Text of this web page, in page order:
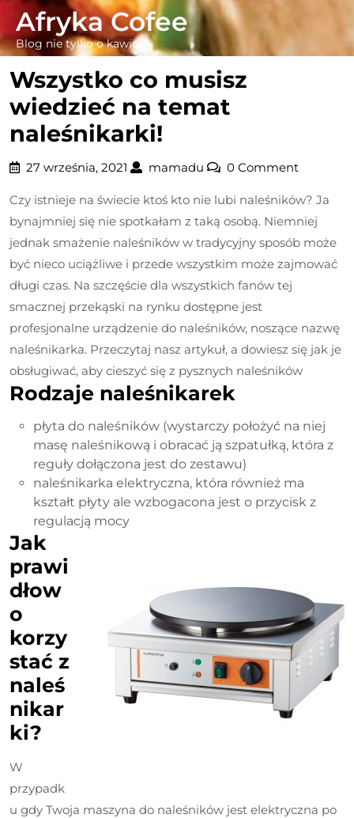
Skip
content
Afryka Cofee
Blog nie tylko o kawie
Wszystko co musisz
wiedzieć na temat
naleśnikarki!
27 września, 2021 27
2021
mamadu mamadu
0 Comment
Czy istnieje na świecie ktoś kto nie lubi naleśników? Ja
bynajmniej się nie spotkałam z taką osobą. Niemniej
jednak smażenie naleśników w tradycyjny sposób może
być nieco uciążliwe i przede wszystkim może zajmować
długi czas. Na szczęście dla wszystkich fanów tej
smacznej przekąski na rynku dostępne jest
profesjonalne urządzenie do naleśników, noszące nazwę
naleśnikarka. Przeczytaj nasz artykuł, a dowiesz się jak je
obsługiwać, aby cieszyć się z pysznych naleśników
Rodzaje naleśnikarek
płyta do naleśników (wystarczy położyć na niej
masę naleśnikową i obracać ją szpatułką, która z
reguły dołączona jest do zestawu)
naleśnikarka elektryczna, która również ma
kształt płyty ale wzbogacona jest o przycisk z
regulacją mocy
Jak
prawi
dłow
o
korzy
stać z
naleś
nikar
ki?
W
przypadk
u gdy Twoja maszyna do naleśników jest elektryczna po